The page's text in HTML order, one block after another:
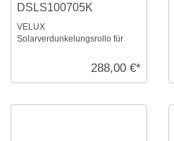
DSLS100705K
VELUX
Solarverdunkelungsrollo für
Schiene, io-homecontrol288,00 €*